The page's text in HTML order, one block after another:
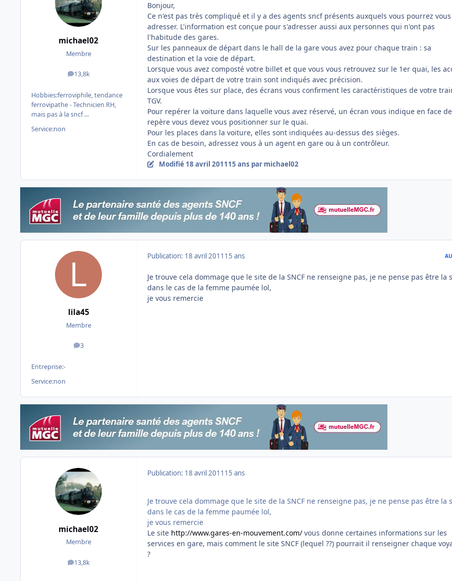
michael02
Membre
13,8k
messages
Hobbies:ferroviphile, tendance
ferrovipathe - Technicien RH,
mais pas à la sncf ...
Service:non
Bonjour,
Ce n'est pas très compliqué et il y a des agents sncf présents auxquels vous pourrez vous
adresser. L'information est conçue pour s'adresser aussi aux personnes qui n'ont pas
l'habitude des gares.
Sur les panneaux de départ dans le hall de la gare vous avez pour chaque train : sa
destination et la voie de départ.
Lorsque vous avez composté votre billet et que vous vous retrouvez sur le 1er quai, les
aux voies de départ de votre train sont indiqués avec précision.
Lorsque vous êtes sur place, des écrans vous confirment les caractéristiques de votre
TGV.
Pour repérer la voiture dans laquelle vous avez réservé, un écran vous indique en face
repère vous devez vous positionner sur le quai.
Pour les places dans la voiture, elles sont indiquées au-dessus des sièges.
En cas de besoin, adressez vous à un agent en gare ou à un contrôleur.
Cordialement
Modifié 18 avril 201115 ans par michael02
lila45
Membre
3
messages
Entreprise:-
Service:non
Publication: 18 avril 2011 15 ans
Je trouve cela dommage que le site de la SNCF ne renseigne pas, je ne pense pas être la
dans le cas de la femme paumée lol,
je vous remercie
michael02
Membre
13,8k
messages
Publication: 18 avril 2011 15 ans
Je trouve cela dommage que le site de la SNCF ne renseigne pas, je ne pense pas être la
dans le cas de la femme paumée lol,
je vous remercie
Le site http://www.gares-en-mouvement.com/ vous donne certaines informations sur les
services en gare, mais comment le site SNCF (lequel ??) pourrait il renseigner chaque
?